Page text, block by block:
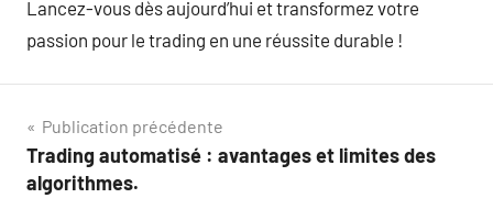
Lancez-vous dès aujourd’hui et transformez votre
passion pour le trading en une réussite durable !
Navigation
de
Publication précédente
Trading automatisé : avantages et limites des
algorithmes.